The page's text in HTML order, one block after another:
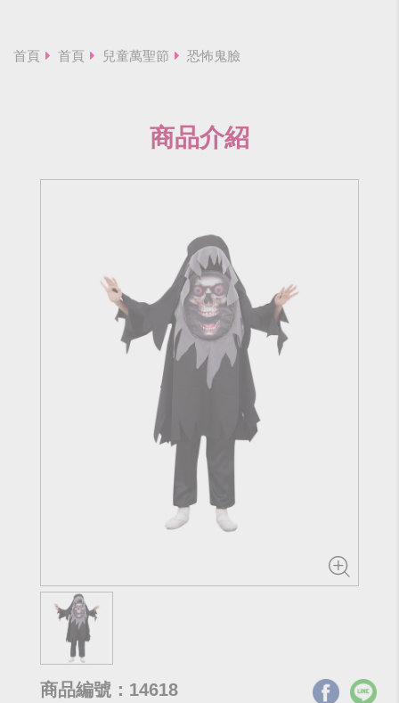
首頁 首頁 兒童萬聖節 恐怖鬼臉
商品介紹
商品編號：14618